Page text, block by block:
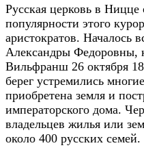
Русская церковь в Ницце
популярности этого
аристократов. Началось
Александры Федоровны,
Вильфранш 26 октября
берег устремились
приобретена земля и
императорского дома.
владельцев жилья или
около 400 русских семей.